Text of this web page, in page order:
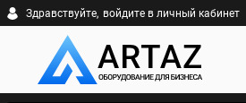
Здравствуйте, войдите в личный кабинет